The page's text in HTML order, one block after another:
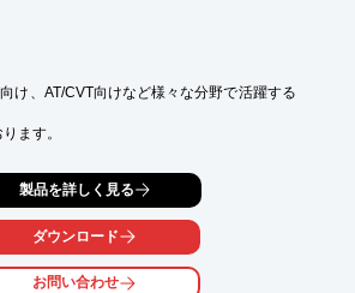
け、AT/CVT向けなど様々な分野で活躍する
ます。
ークにより、24時間いつでも対応が可能で
工・検査まで一貫した生産ラインにより、
わせた形での納入形態が可能です。
製品を詳しく見る
ダウンロード
お問い合わせ